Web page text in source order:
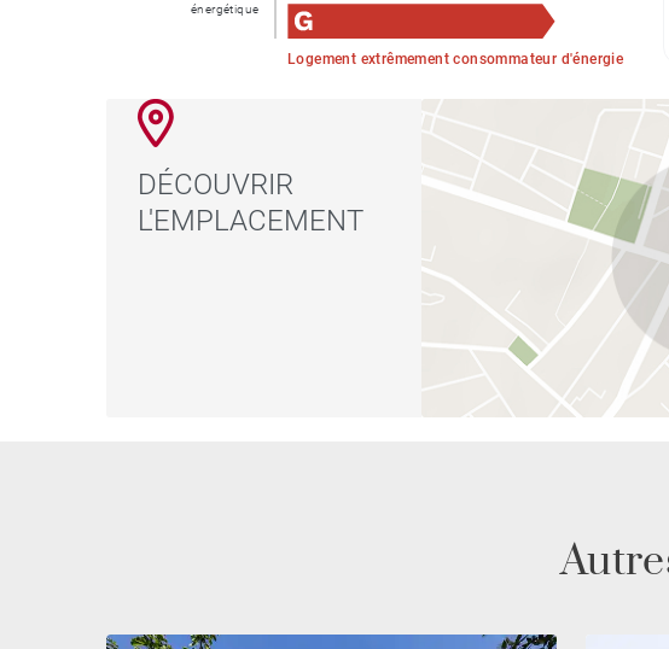
Logement extrêmement consommateur d'énergie
énergétique
DÉCOUVRIR
L'EMPLACEMENT